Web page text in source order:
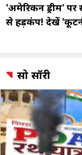
'अमेरिकन ड्रीम'
से हड़कंप! देखें
सो सॉरी